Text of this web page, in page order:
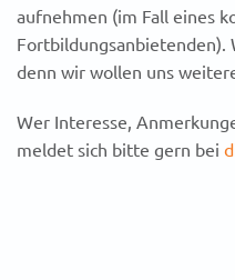
aufnehmen (im Fall eines
Fortbildungsanbietenden).
denn wir wollen uns
Wer Interesse,
meldet sich bitte gern bei